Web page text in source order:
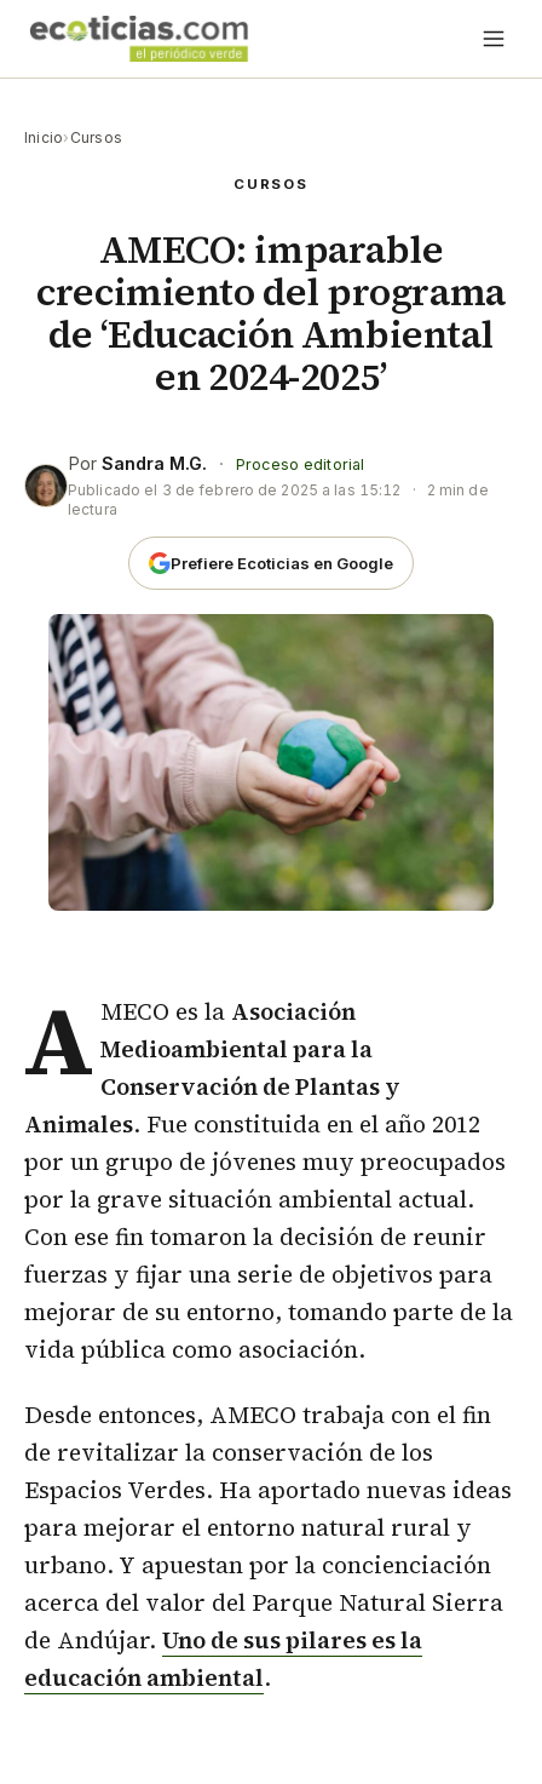
Inicio› Cursos
CURSOS
AMECO: imparable
crecimiento del programa
de ‘Educación Ambiental
en 2024-2025’
Por Sandra M.G. ·
Proceso editorial
Publicado el 3 de febrero de 2025 a las 15:12 ·
2 min de
lectura
Prefiere Ecoticias en Google
A MECO es la Asociación
Medioambiental para la
Conservación de Plantas y
Animales. Fue constituida en el año 2012
por un grupo de jóvenes muy preocupados
por la grave situación ambiental actual.
Con ese fin tomaron la decisión de reunir
fuerzas y fijar una serie de objetivos para
mejorar de su entorno, tomando parte de la
vida pública como asociación.
Desde entonces, AMECO trabaja con el fin
de revitalizar la conservación de los
Espacios Verdes. Ha aportado nuevas ideas
para mejorar el entorno natural rural y
urbano. Y apuestan por la concienciación
acerca del valor del Parque Natural Sierra
de Andújar. Uno de sus pilares es la
educación ambiental.